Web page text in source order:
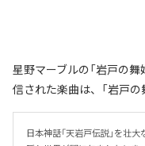
星野マーブルの「岩戸の
信された楽曲は、「岩戸の
日本神話「天岩戸伝説」を壮